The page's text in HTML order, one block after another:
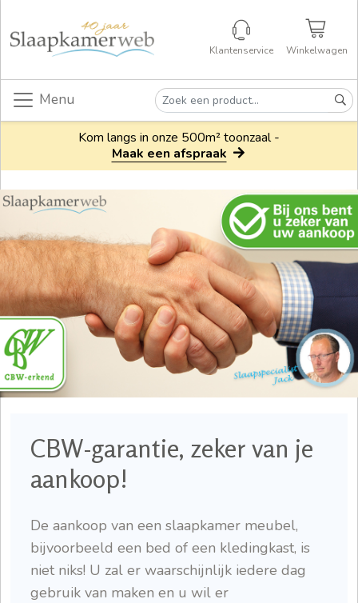
Klantenservice Winkelwagen
Menu
Kom langs in onze 500m² toonzaal -
Maak een afspraak
CBW-garantie, zeker van je
aankoop!
De aankoop van een slaapkamer meubel,
bijvoorbeeld een bed of een kledingkast, is
niet niks! U zal er waarschijnlijk iedere dag
gebruik van maken en u wil er